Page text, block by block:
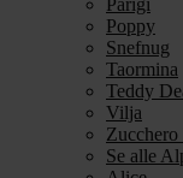
Parigi
Poppy
Snefnug
Taormina
Teddy
Vilja
Zucchero
Se alle